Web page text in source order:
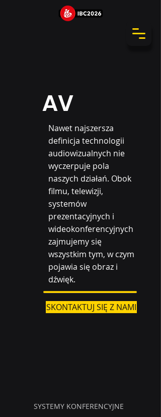
AV
Nawet najszersza
definicja technologii
audiowizualnych nie
wyczerpuje pola
naszych działań. Obok
filmu, telewizji,
systemów
prezentacyjnych i
wideokonferencyjnych
zajmujemy się
wszystkim tym, w czym
pojawia się obraz i
dźwięk.
SKONTAKTUJ SIĘ Z NAMI
SYSTEMY KONFERENCYJNE